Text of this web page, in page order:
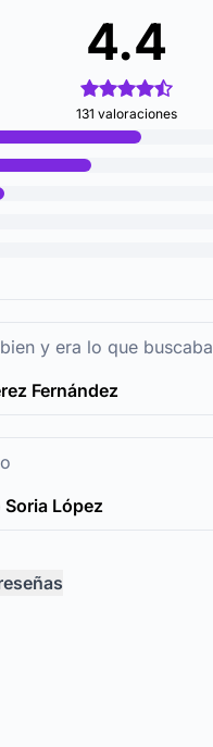
4.4
131 valoraciones
y era lo que buscaba
Fernández
López